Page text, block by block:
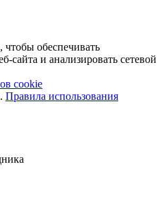
обеспечивать
сайта и анализировать сетевой
cookie
Правила использования